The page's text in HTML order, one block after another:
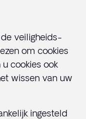
veiligheids-
om cookies
cookies ook
wissen van uw
ingesteld